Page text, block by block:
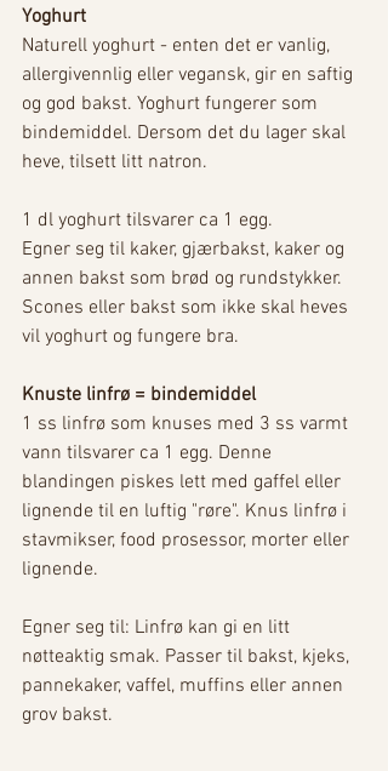
Yoghurt
Naturell yoghurt - enten det er vanlig,
allergivennlig eller vegansk, gir en saftig
og god bakst. Yoghurt fungerer som
bindemiddel. Dersom det du lager skal
heve, tilsett litt natron.
1 dl yoghurt tilsvarer ca 1 egg.
Egner seg til kaker, gjærbakst, kaker og
annen bakst som brød og rundstykker.
Scones eller bakst som ikke skal heves
vil yoghurt og fungere bra.
Knuste linfrø = bindemiddel
1 ss linfrø som knuses med 3 ss varmt
vann tilsvarer ca 1 egg. Denne
blandingen piskes lett med gaffel eller
lignende til en luftig "røre". Knus linfrø i
stavmikser, food prosessor, morter eller
lignende.
Egner seg til: Linfrø kan gi en litt
nøtteaktig smak. Passer til bakst, kjeks,
pannekaker, vaffel, muffins eller annen
grov bakst.